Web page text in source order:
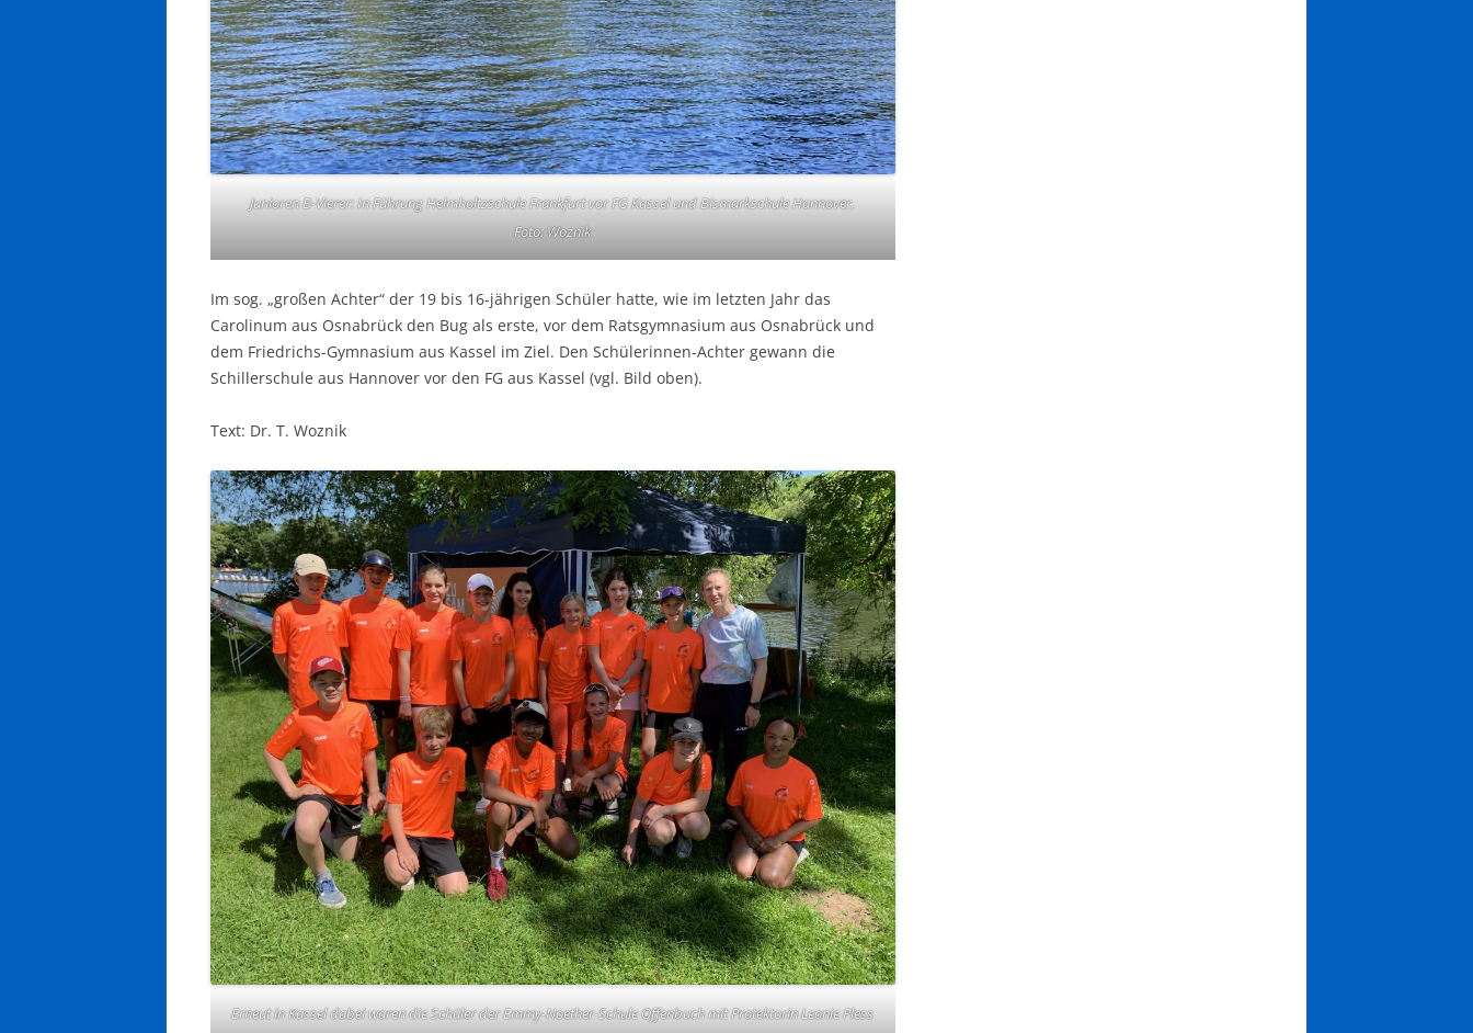
Junioren B-Vierer: In Führung Helmholtzschule Frankfurt vor FG Kassel und Bismarkschule Hannover,
Foto: Woznik
Im sog. „großen Achter“ der 19 bis 16-jährigen Schüler hatte, wie im letzten Jahr das
Carolinum aus Osnabrück den Bug als erste, vor dem Ratsgymnasium aus Osnabrück und
dem Friedrichs-Gymnasium aus Kassel im Ziel. Den Schülerinnen-Achter gewann die
Schillerschule aus Hannover vor den FG aus Kassel (vgl. Bild oben).
Text: Dr. T. Woznik
Erneut in Kassel dabei waren die Schüler der Emmy-Noether-Schule Offenbuch mit Protektorin Leonie Pless